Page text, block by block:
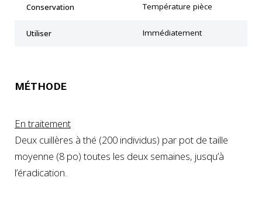
Conservation Température pièce
Utiliser Immédiatement
MÉTHODE
En traitement
Deux cuillères à thé (200 individus) par pot de taille
moyenne (8 po) toutes les deux semaines, jusqu’à
l’éradication.